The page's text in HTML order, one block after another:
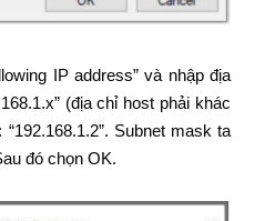
IP address” và nhập địa
(địa chỉ host phải khác
Subnet mask ta
đó chọn OK.